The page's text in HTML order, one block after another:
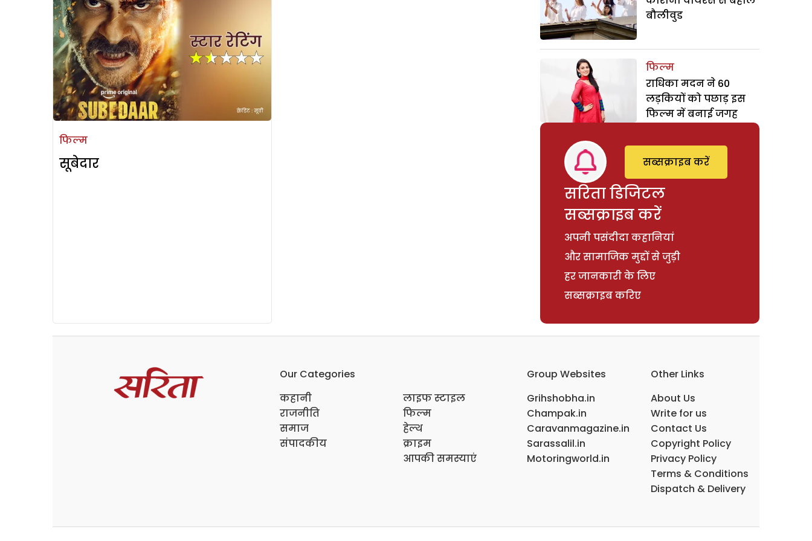
फिल्म
सूबेदार
बौलीवुड
फिल्म
राधिका मदन ने 60
लड़कियों को पछाड़ इस
फिल्म में बनाई जगह
सरिता डिजिटल
सब्सक्राइब करें
अपनी पसंदीदा कहानियां
और सामाजिक मुद्दों से जुड़ी
हर जानकारी के लिए
सब्सक्राइब करिए
सब्सक्राइब करें
Our Categories
कहानी
राजनीति
समाज
संपादकीय
लाइफ स्टाइल
फिल्म
हेल्थ
क्राइम
आपकी समस्याएं
Group Websites
Grihshobha.in
Champak.in
Caravanmagazine.in
Sarassalil.in
Motoringworld.in
Other Links
About Us
Write for us
Contact Us
Copyright Policy
Privacy Policy
Terms & Conditions
Dispatch & Delivery